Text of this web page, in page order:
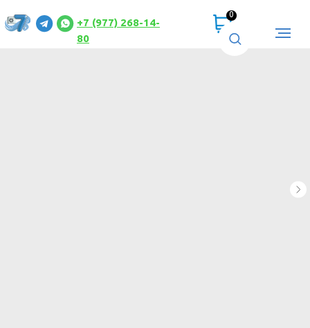
+7 (977) 268-14-
80
0